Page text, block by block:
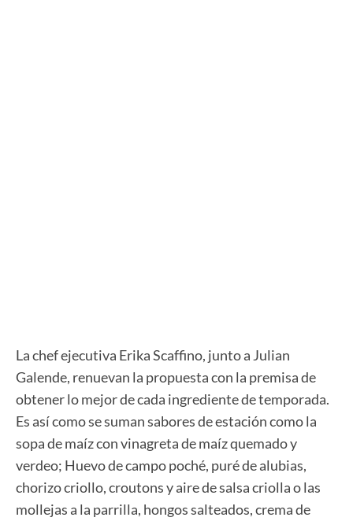
La chef ejecutiva Erika Scaffino, junto a Julian
Galende, renuevan la propuesta con la premisa de
obtener lo mejor de cada ingrediente de temporada.
Es así como se suman sabores de estación como la
sopa de maíz con vinagreta de maíz quemado y
verdeo; Huevo de campo poché, puré de alubias,
chorizo criollo, croutons y aire de salsa criolla o las
mollejas a la parrilla, hongos salteados, crema de